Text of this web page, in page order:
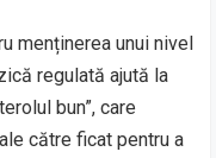
menținerea unui nivel
regulată ajută la
bun”, care
către ficat pentru a